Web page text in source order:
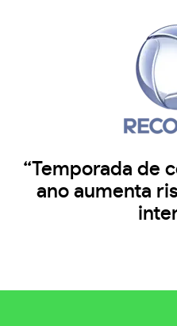
“Temporada de
ano aumenta